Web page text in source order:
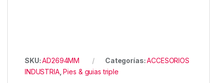
SKU:AD2694MM Categorías:ACCESORIOS
INDUSTRIA,Pies & guias triple